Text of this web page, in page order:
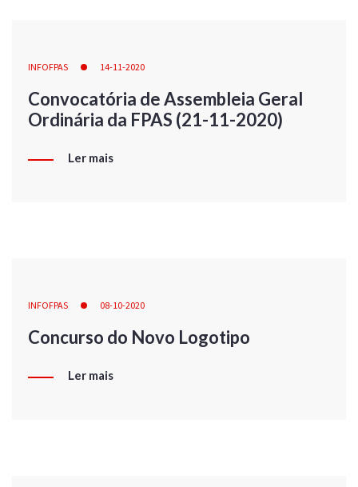
INFOFPAS 14-11-2020
Convocatória de Assembleia Geral
Ordinária da FPAS (21-11-2020)
Ler mais
INFOFPAS 08-10-2020
Concurso do Novo Logotipo
Ler mais